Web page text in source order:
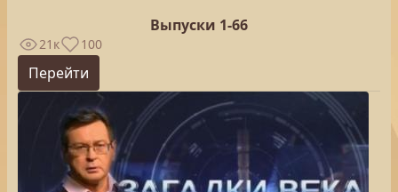
Выпуски 1-66
21к 100
Перейти